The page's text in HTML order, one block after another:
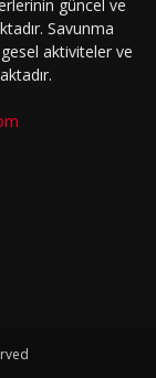
güncel ve
Savunma
aktiviteler ve